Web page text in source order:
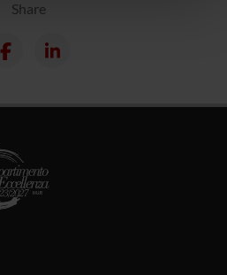
i quali potrebbero combinarle
hai fornito loro o che hanno
loro servizi.
Share